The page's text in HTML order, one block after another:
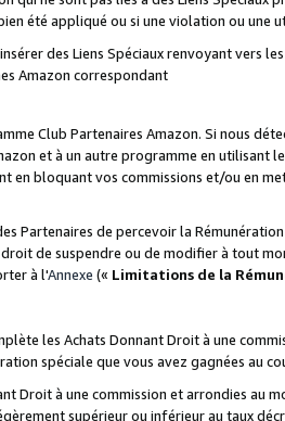
été appliqué ou si une violation ou une
des Liens Spéciaux renvoyant vers
Amazon correspondant
Club Partenaires Amazon. Si nous
et à un autre programme en utilisant
en bloquant vos commissions et/ou en
Partenaires de percevoir la
de suspendre ou de modifier à tout
à l'Annexe (« Limitations de la
les Achats Donnant Droit à une
spéciale que vous avez gagnées au
Droit à une commission et arrondies au
supérieur ou inférieur au taux